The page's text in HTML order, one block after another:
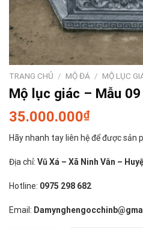
TRANG CHỦ / MỘ ĐÁ / MỘ LỤC
Mộ lục giác – Mẫu 09
35.000.000₫
Hãy nhanh tay liên hệ để được
Địa chỉ: Vũ Xá – Xã Ninh Vân –
Hotline: 0975 298 682
Email: